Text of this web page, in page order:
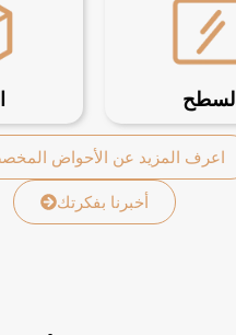
السطح
اعرف المزيد عن الأحواض
أخبرنا بفكرتك